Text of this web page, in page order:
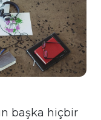
başka hiçbir